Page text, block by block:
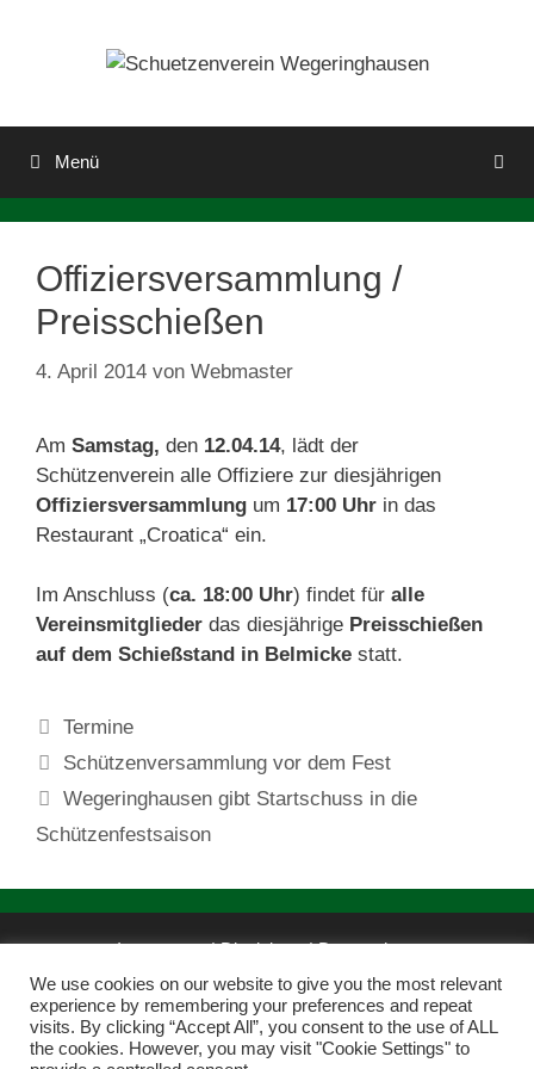
Menü
Offiziersversammlung /
Preisschießen
4. April 2014 von Webmaster
Am Samstag, den 12.04.14, lädt der
Schützenverein alle Offiziere zur diesjährigen
Offiziersversammlung um 17:00 Uhr in das
Restaurant „Croatica“ ein.
Im Anschluss (ca. 18:00 Uhr) findet für alle
Vereinsmitglieder das diesjährige Preisschießen
auf dem Schießstand in Belmicke statt.
Kategorien
Termine
Schützenversammlung vor dem Fest
Wegeringhausen gibt Startschuss in die
Schützenfestsaison
Impressum | Disclaimer|Datenschutz
Datenschutz-Vereinsmitgliedschaft
St.-Hubertus-Schützenverein Wegeringhausen 1898 e.V.
We use cookies on our website to give you the most relevant
experience by remembering your preferences and repeat
visits. By clicking “Accept All”, you consent to the use of ALL
the cookies. However, you may visit "Cookie Settings" to